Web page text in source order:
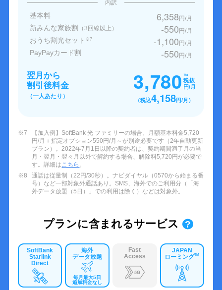
内訳
基本料 6,358 円/月
新みんな家族割 （3回線以上） -550 円/月
おうち割光セット ※7 -1,100 円/月
PayPayカード割 -550 円/月
翌月から
割引後料金
（一人あたり）
3,780 ※8
税抜
円/月
（税込4,158円/月）
※7
【加入例】SoftBank 光 ファミリーの場合、月額基本料金5,720
円/月＋指定オプション550円/月～が別途必要です（2年自動更新
プラン）。2022年7月1日以降の契約者は、契約期間満了月の当
月・翌月・翌々月以外で解約する場合、解除料5,720円が必要で
す。詳細はこちら 。
※8
通話は従量制（22円/30秒）。ナビダイヤル（0570から始まる番
号）など一部対象外通話あり。SMS、海外でのご利用分（「海
外データ放題（5日）」での利用は除く）などは対象外。
プランに含まれるサービス ?
SoftBank
Starlink
Direct
海外
データ放題
毎月最大5日
追加料金なし
Fast
Access
JAPAN
ローミングTM